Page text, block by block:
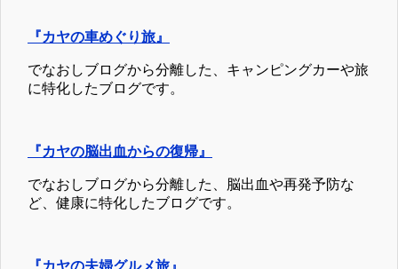
『カヤの車めぐり旅』
でなおしブログから分離した、キャンピングカーや旅
に特化したブログです。
『カヤの脳出血からの復帰』
でなおしブログから分離した、脳出血や再発予防な
ど、健康に特化したブログです。
『カヤの夫婦グルメ旅』